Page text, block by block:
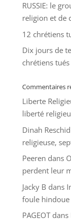
RUSSIE: le
religion et de
12 chrétiens
Dix jours de
chrétiens
Commentaires
Liberte
liberté
Dinah Reschid
religieuse,
Peeren dans
perdent leur
Jacky B dans
foule hindoue
PAGEOTdans